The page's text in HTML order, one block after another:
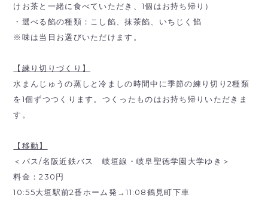
けお茶と一緒に食べていただき、1個はお持ち帰り）
・選べる餡の種類：こし餡、抹茶餡、いちじく餡
※味は当日お選びいただけます。
【練り切りづくり】
水まんじゅうの蒸しと冷ましの時間中に季節の練り切り2種類
を1個ずつつくります。つくったものはお持ち帰りいただきま
す。
【移動】
＜バス/名阪近鉄バス 岐垣線・岐阜聖徳学園大学ゆき＞
料金：230円
10:55大垣駅前2番ホーム発→11:08鶴見町下車